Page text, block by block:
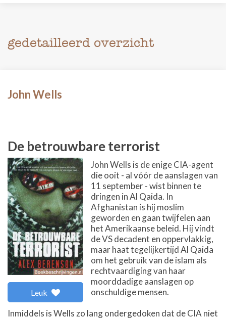
gedetailleerd overzicht
John Wells
De betrouwbare terrorist
Leuk
John Wells is de enige CIA-agent
die ooit - al vóór de aanslagen van
11 september - wist binnen te
dringen in Al Qaida. In
Afghanistan is hij moslim
geworden en gaan twijfelen aan
het Amerikaanse beleid. Hij vindt
de VS decadent en oppervlakkig,
maar haat tegelijkertijd Al Qaida
om het gebruik van de islam als
rechtvaardiging van haar
moorddadige aanslagen op
onschuldige mensen.
Inmiddels is Wells zo lang ondergedoken dat de CIA niet